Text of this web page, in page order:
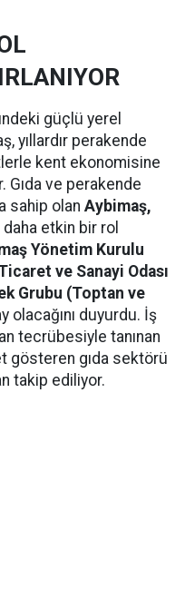
güçlü yerel
yıllardır perakende
kent ekonomisine
Gıda ve perakende
sahip olan Aybimaş,
etkin bir rol
Yönetim Kurulu
ve Sanayi Odası
Grubu (Toptan ve
olacağını duyurdu. İş
tecrübesiyle tanınan
gösteren gıda sektörü
takip ediliyor.